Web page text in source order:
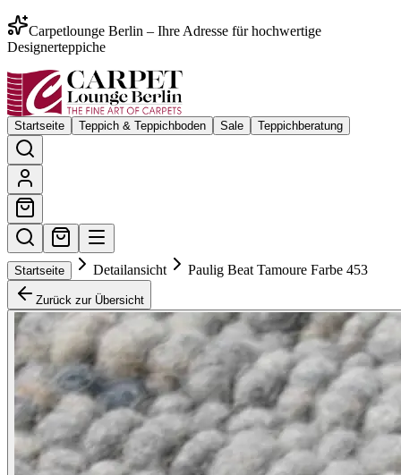
Carpetlounge Berlin – Ihre Adresse für hochwertige
Designerteppiche
Startseite Teppich & Teppichboden Sale Teppichberatung
Startseite Detailansicht Paulig Beat Tamoure Farbe 453
Zurück zur Übersicht